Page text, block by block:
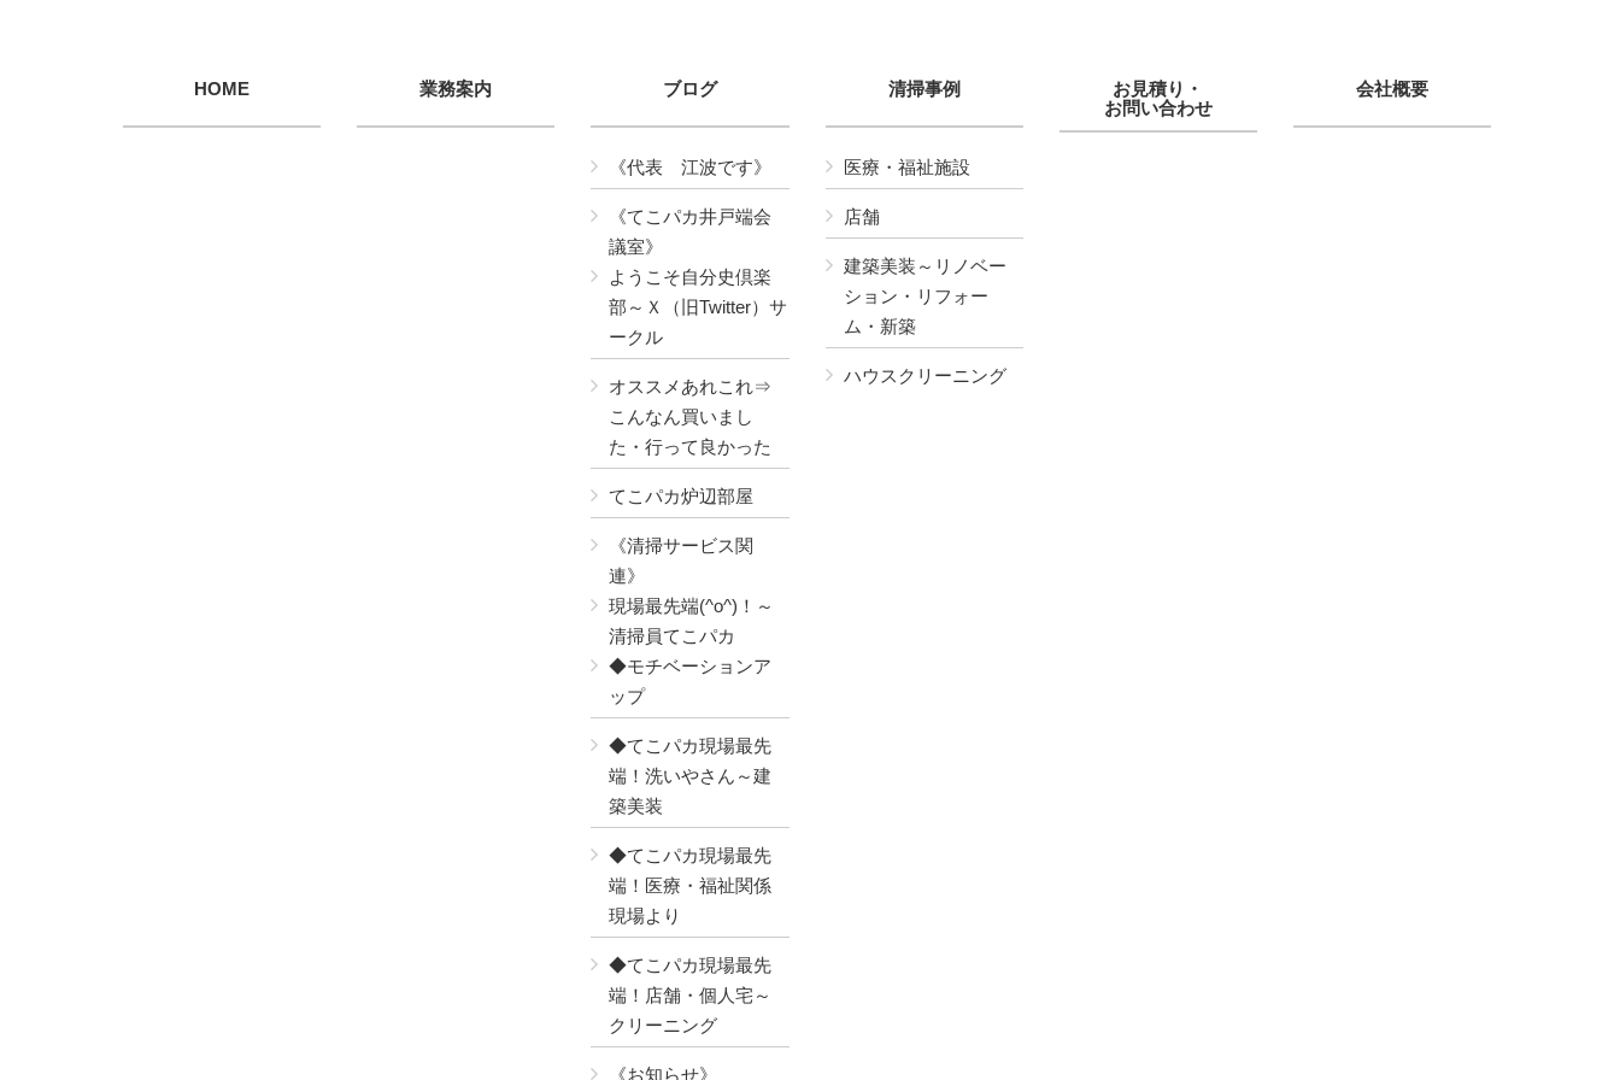
HOME 業務案内 ブログ
《代表 江波です》
《てこパカ井戸端会
議室》
ようこそ自分史倶楽
部～Ｘ（旧Twitter）サ
ークル
オススメあれこれ⇒
こんなん買いまし
た・行って良かった
てこパカ炉辺部屋
《清掃サービス関
連》
現場最先端(^o^)！～
清掃員てこパカ
◆モチベーションア
ップ
◆てこパカ現場最先
端！洗いやさん～建
築美装
◆てこパカ現場最先
端！医療・福祉関係
現場より
◆てこパカ現場最先
端！店舗・個人宅～
クリーニング
《お知らせ》
清掃事例
医療・福祉施設
店舗
建築美装～リノベー
ション・リフォー
ム・新築
ハウスクリーニング
お見積り・
お問い合わせ
会社概要